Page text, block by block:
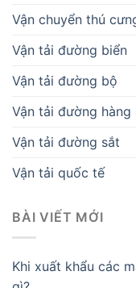
Vận chuyển thú
Vận tải đường biển
Vận tải đường bộ
Vận tải đường hàng
Vận tải đường sắt
Vận tải quốc tế
BÀI VIẾT MỚI
Khi xuất khẩu các